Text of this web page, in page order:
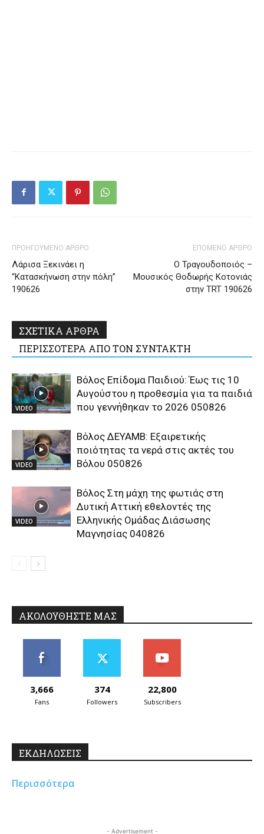
ΠΡΟΗΓΟΥΜΕΝΟ ΑΡΘΡΟ
Λάρισα Ξεκινάει η
“Κατασκήνωση στην πόλη”
190626
ΕΠΟΜΕΝΟ ΑΡΘΡΟ
Ο Τραγουδοποιός –
Μουσικός Θοδωρής Κοτονιάς
στην TRT 190626
ΣΧΕΤΙΚΑ ΑΡΘΡΑ
ΠΕΡΙΣΣΟΤΕΡΑ ΑΠΟ ΤΟΝ ΣΥΝΤΑΚΤΗ
VIDEO
Βόλος Επίδομα Παιδιού: Έως τις 10
Αυγούστου η προθεσμία για τα παιδιά
που γεννήθηκαν το 2026 050826
VIDEO
Βόλος ΔΕΥΑΜΒ: Εξαιρετικής
ποιότητας τα νερά στις ακτές του
Βόλου 050826
VIDEO
Βόλος Στη μάχη της φωτιάς στη
Δυτική Αττική εθελοντές της
Ελληνικής Ομάδας Διάσωσης
Μαγνησίας 040826
ΑΚΟΛΟΥΘΗΣΤΕ ΜΑΣ
3,666
Fans
374
Followers
22,800
Subscribers
ΕΚΔΗΛΩΣΕΙΣ
Περισσότερα
- Advertisement -